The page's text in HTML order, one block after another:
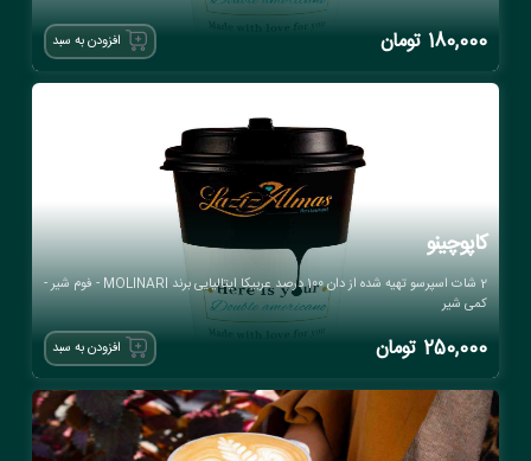
180,000 تومان افزودن به سبد
کاپوچینو
2 شات اسپرسو تهیه شده از دان 100 درصد عربیکا ایتالیایی برند MOLINARI - فوم شیر -
کمی شیر
250,000 تومان افزودن به سبد